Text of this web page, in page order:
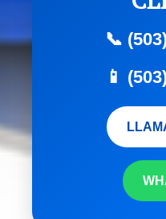
📞
📱